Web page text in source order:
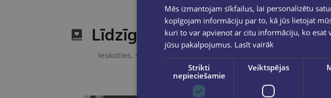
Līdzīgas preces
Ieskaties, varbūt noder
Mēs izmantojam sīkfailus, lai personalizētu
kopīgojam informāciju par to, kā jūs lietojat
kuri to var apvienot ar citu informāciju, ko
jūsu pakalpojumus. Lasīt vairāk
Strikti
nepieciešamie
Veiktspējas